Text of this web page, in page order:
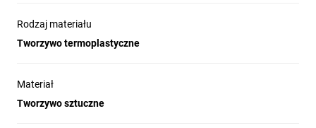
Rodzaj materiału
Tworzywo termoplastyczne
Materiał
Tworzywo sztuczne